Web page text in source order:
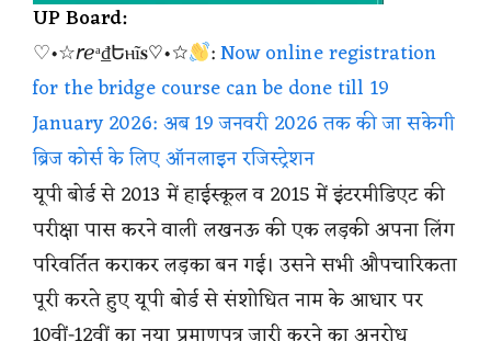
UP Board:
♡•☆𝘳ℯᵃ₫Եⲏĩ𝐬♡•☆
:Now online registration
for the bridge course can be done till 19
January 2026: अब 19 जनवरी 2026 तक की जा सकेगी
ब्रिज कोर्स के लिए ऑनलाइन रजिस्ट्रेशन
यूपी बोर्ड से 2013 में हाईस्कूल व 2015 में इंटरमीडिएट की
परीक्षा पास करने वाली लखनऊ की एक लड़की अपना लिंग
परिवर्तित कराकर लड़का बन गई। उसने सभी औपचारिकता
पूरी करते हुए यूपी बोर्ड से संशोधित नाम के आधार पर